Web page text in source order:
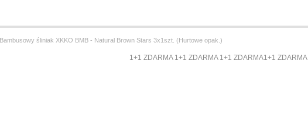
Bambusowy śliniak XKKO BMB - Natural Brown Stars 3x1szt. (Hurtowe opak.)
1+1 ZDARMA 1+1 ZDARMA 1+1 ZDARMA1+1 ZDARMA